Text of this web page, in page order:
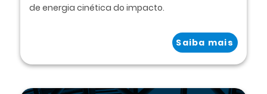
de energia cinética do impacto.
Saiba mais